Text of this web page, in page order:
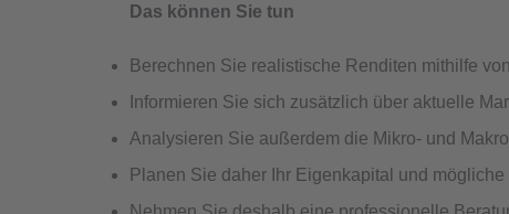
Das können Sie tun
Berechnen Sie realistische Renditen mithilfe
Informieren Sie sich zusätzlich über aktuelle
Analysieren Sie außerdem die Mikro- und
Planen Sie daher Ihr Eigenkapital und